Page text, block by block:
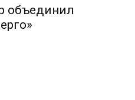
объединил